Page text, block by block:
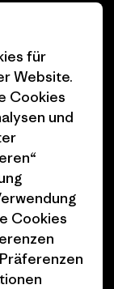
für
Website.
Cookies
und
Cookies